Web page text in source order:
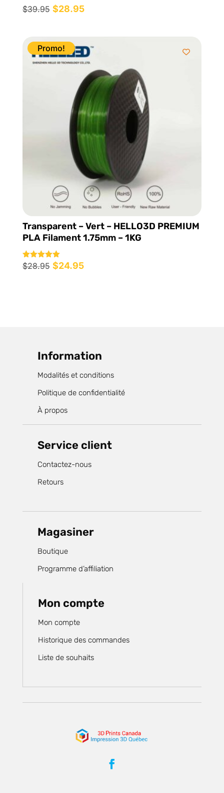
$39.95 Le
initial
était :
$39.95.
$28.95Le
actuel
est :
$28.95.
Promo!
Transparent – Vert – HELLO3D PREMIUM
PLA Filament 1.75mm – 1KG
Note
5.00
$28.95 Le
$24.95Le
Information
Modalités et conditions
Politique de confidentialité
À propos
Service client
Contactez-nous
Retours
Magasiner
Boutique
Programme d’affiliation
Mon compte
Mon compte
Historique des commandes
Liste de souhaits